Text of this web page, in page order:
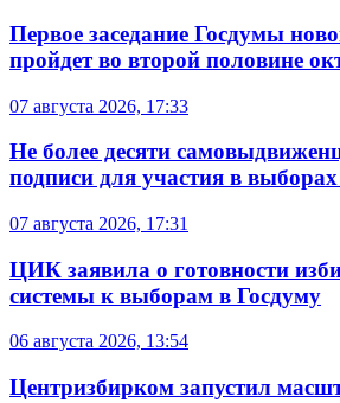
Первое заседание Госдумы
пройдет во второй половине
07 августа 2026, 17:33
Не более десяти
подписи для участия в
07 августа 2026, 17:31
ЦИК заявила о готовности
системы к выборам в Госдуму
06 августа 2026, 13:54
Центризбирком запустил